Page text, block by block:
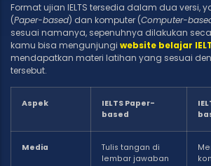
Format ujian IELTS tersedia dalam dua versi,
(Paper-based) dan komputer (Computer-
sesuai namanya, sepenuhnya dilakukan
kamu bisa mengunjungi website belajar
mendapatkan materi latihan yang sesuai
tersebut.
Aspek
IELTS Paper-
based
Media
Tulis tangan di
lembar jawaban